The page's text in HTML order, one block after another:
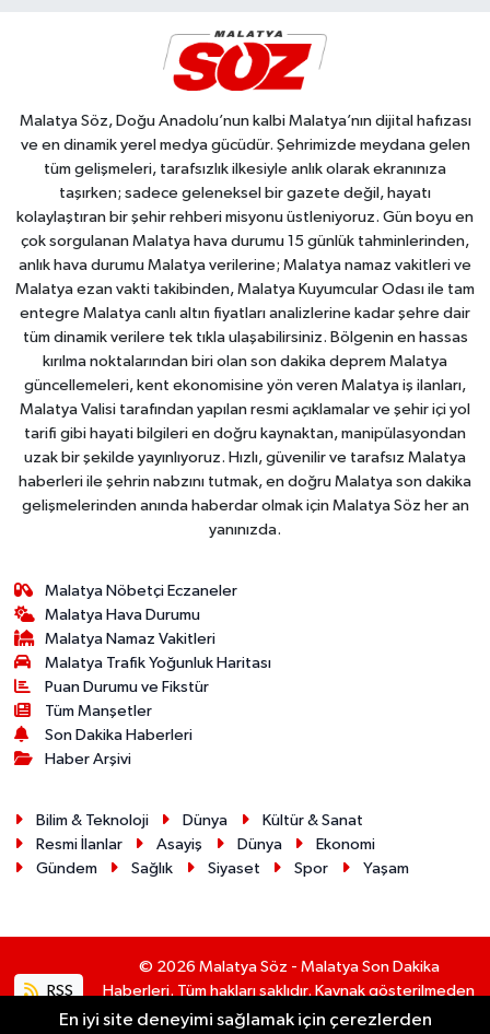
Malatya Söz, Doğu Anadolu’nun kalbi Malatya’nın dijital hafızası
ve en dinamik yerel medya gücüdür. Şehrimizde meydana gelen
tüm gelişmeleri, tarafsızlık ilkesiyle anlık olarak ekranınıza
taşırken; sadece geleneksel bir gazete değil, hayatı
kolaylaştıran bir şehir rehberi misyonu üstleniyoruz. Gün boyu en
çok sorgulanan Malatya hava durumu 15 günlük tahminlerinden,
anlık hava durumu Malatya verilerine; Malatya namaz vakitleri ve
Malatya ezan vakti takibinden, Malatya Kuyumcular Odası ile tam
entegre Malatya canlı altın fiyatları analizlerine kadar şehre dair
tüm dinamik verilere tek tıkla ulaşabilirsiniz. Bölgenin en hassas
kırılma noktalarından biri olan son dakika deprem Malatya
güncellemeleri, kent ekonomisine yön veren Malatya iş ilanları,
Malatya Valisi tarafından yapılan resmi açıklamalar ve şehir içi yol
tarifi gibi hayati bilgileri en doğru kaynaktan, manipülasyondan
uzak bir şekilde yayınlıyoruz. Hızlı, güvenilir ve tarafsız Malatya
haberleri ile şehrin nabzını tutmak, en doğru Malatya son dakika
gelişmelerinden anında haberdar olmak için Malatya Söz her an
yanınızda.
Malatya Nöbetçi Eczaneler
Malatya Hava Durumu
Malatya Namaz Vakitleri
Malatya Trafik Yoğunluk Haritası
Puan Durumu ve Fikstür
Tüm Manşetler
Son Dakika Haberleri
Haber Arşivi
Bilim & Teknoloji Dünya
Kültür & Sanat
Resmi İlanlar
Asayiş Dünya
Ekonomi
Gündem
Sağlık Siyaset Spor Yaşam
RSS
© 2026 Malatya Söz - Malatya Son Dakika
Haberleri. Tüm hakları saklıdır. Kaynak gösterilmeden
alıntı yapılamaz.
En iyi site deneyimi sağlamak için çerezlerden